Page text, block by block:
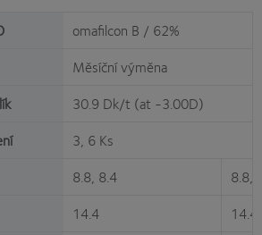
omafilcon B / 62%
Měsíční výměna
30.9 Dk/t (at -3.00D)
3, 6 Ks
8.8, 8.4
8.8,
14.4
14.4